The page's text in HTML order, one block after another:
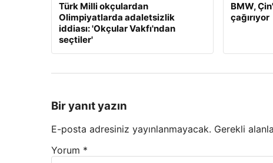
Türk Milli okçulardan
Olimpiyatlarda adaletsizlik
iddiası: 'Okçular Vakfı'ndan
seçtiler'
BMW,
çağırıyor
Bir yanıt yazın
E-posta adresiniz yayınlanmayacak. Gerekli
Yorum *